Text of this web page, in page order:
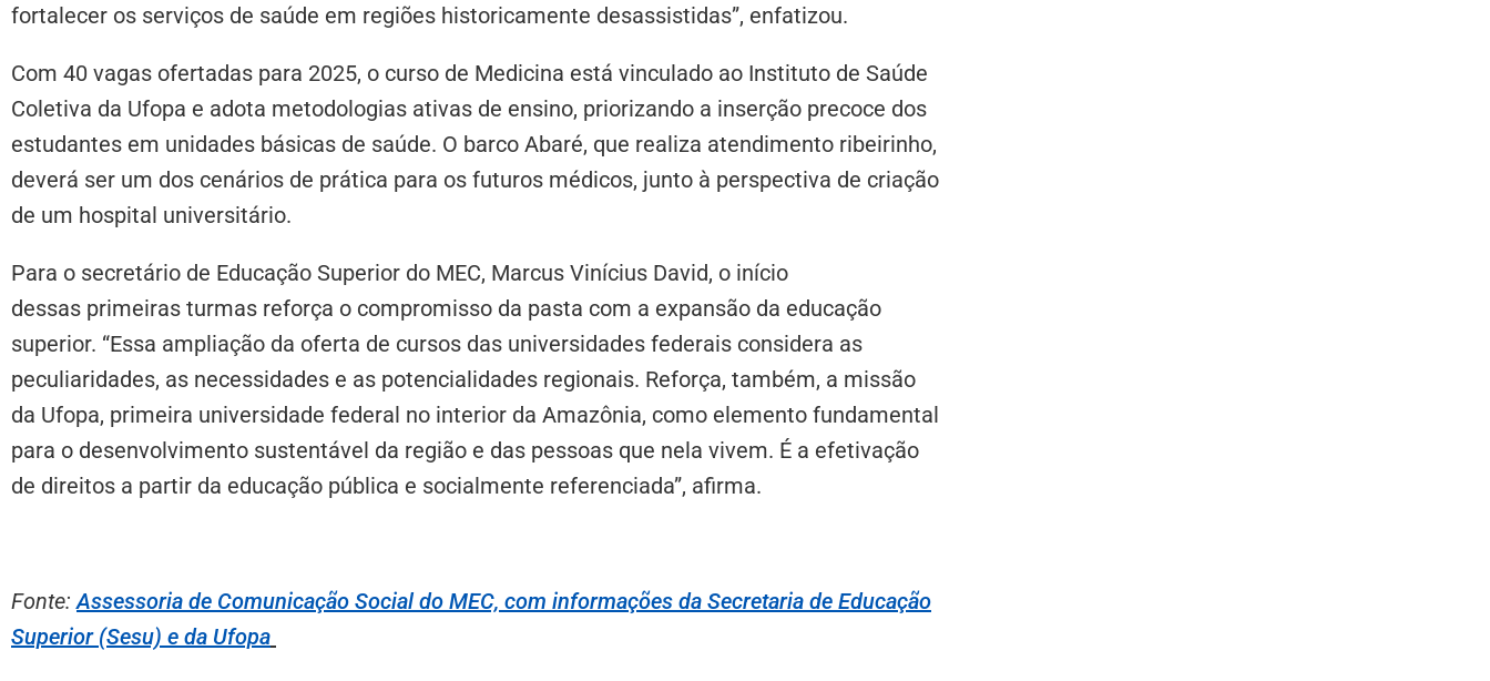
fortalecer os serviços de saúde em regiões historicamente desassistidas”, enfatizou.
Com 40 vagas ofertadas para 2025, o curso de Medicina está vinculado ao Instituto de Saúde
Coletiva da Ufopa e adota metodologias ativas de ensino, priorizando a inserção precoce dos
estudantes em unidades básicas de saúde. O barco Abaré, que realiza atendimento ribeirinho,
deverá ser um dos cenários de prática para os futuros médicos, junto à perspectiva de criação
de um hospital universitário.
Para o secretário de Educação Superior do MEC, Marcus Vinícius David, o início
dessas primeiras turmas reforça o compromisso da pasta com a expansão da educação
superior. “Essa ampliação da oferta de cursos das universidades federais considera as
peculiaridades, as necessidades e as potencialidades regionais. Reforça, também, a missão
da Ufopa, primeira universidade federal no interior da Amazônia, como elemento fundamental
para o desenvolvimento sustentável da região e das pessoas que nela vivem. É a efetivação
de direitos a partir da educação pública e socialmente referenciada”, afirma.
Fonte:Assessoria de Comunicação Social do MEC, com informações da Secretaria de Educação
Superior (Sesu) e da Ufopa